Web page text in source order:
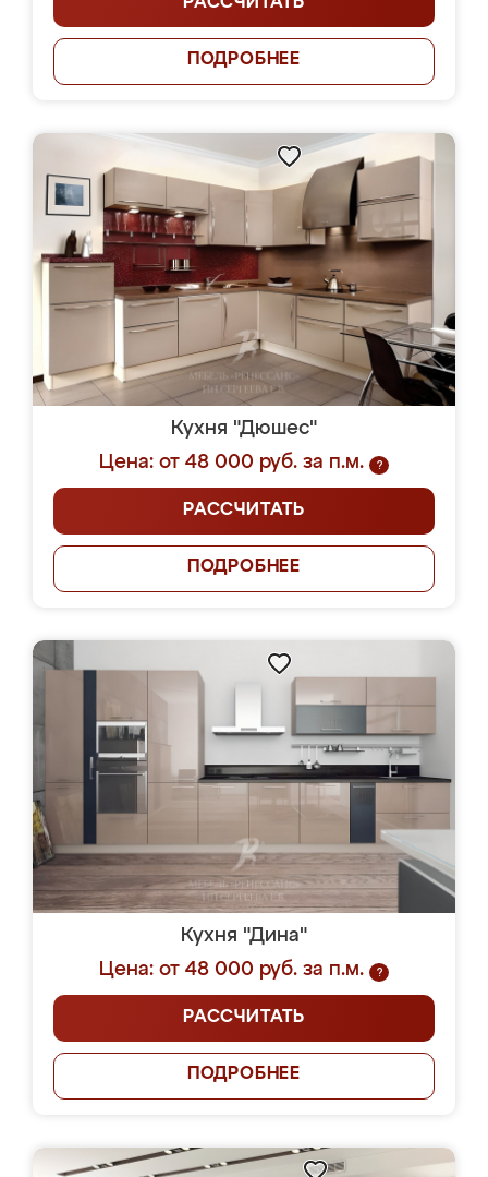
ПОДРОБНЕЕ
Кухня "Дюшес"
Цена: от 48 000 руб. за п.м.
?
РАССЧИТАТЬ
ПОДРОБНЕЕ
Кухня "Дина"
Цена: от 48 000 руб. за п.м.
?
РАССЧИТАТЬ
ПОДРОБНЕЕ